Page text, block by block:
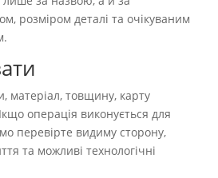
розміром деталі та очікуваним
матеріал, товщину, карту
операція виконується для
перевірте видиму сторону,
та можливі технологічні